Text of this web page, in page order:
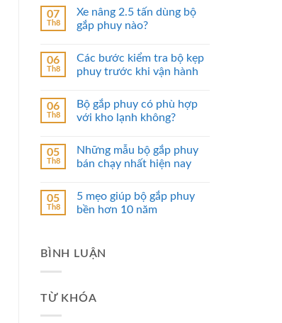
07
Th8
Xe nâng 2.5 tấn dùng bộ
gắp phuy nào?
06
Th8
Các bước kiểm tra bộ kẹp
phuy trước khi vận hành
06
Th8
Bộ gắp phuy có phù hợp
với kho lạnh không?
05
Th8
Những mẫu bộ gắp phuy
bán chạy nhất hiện nay
05
Th8
5 mẹo giúp bộ gắp phuy
bền hơn 10 năm
BÌNH LUẬN
TỪ KHÓA